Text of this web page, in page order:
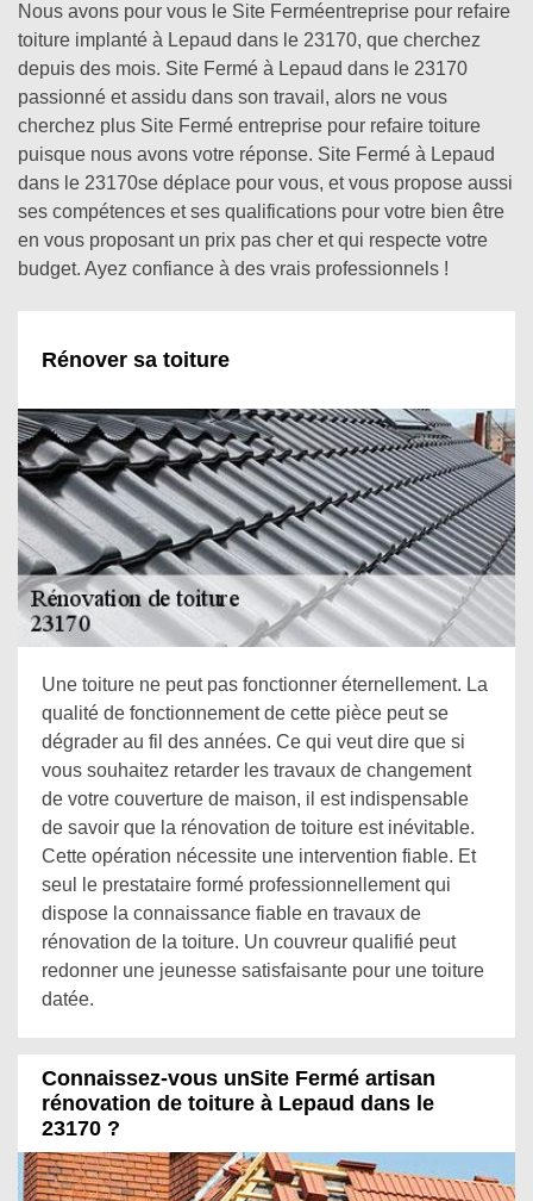
Nous avons pour vous le Site Ferméentreprise pour refaire
toiture implanté à Lepaud dans le 23170, que cherchez
depuis des mois. Site Fermé à Lepaud dans le 23170
passionné et assidu dans son travail, alors ne vous
cherchez plus Site Fermé entreprise pour refaire toiture
puisque nous avons votre réponse. Site Fermé à Lepaud
dans le 23170se déplace pour vous, et vous propose aussi
ses compétences et ses qualifications pour votre bien être
en vous proposant un prix pas cher et qui respecte votre
budget. Ayez confiance à des vrais professionnels !
Rénover sa toiture
Une toiture ne peut pas fonctionner éternellement. La
qualité de fonctionnement de cette pièce peut se
dégrader au fil des années. Ce qui veut dire que si
vous souhaitez retarder les travaux de changement
de votre couverture de maison, il est indispensable
de savoir que la rénovation de toiture est inévitable.
Cette opération nécessite une intervention fiable. Et
seul le prestataire formé professionnellement qui
dispose la connaissance fiable en travaux de
rénovation de la toiture. Un couvreur qualifié peut
redonner une jeunesse satisfaisante pour une toiture
datée.
Connaissez-vous unSite Fermé artisan
rénovation de toiture à Lepaud dans le
23170 ?